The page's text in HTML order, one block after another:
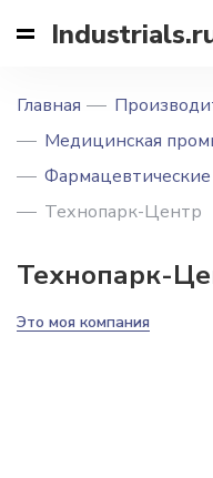
Главная
Медицинская
Технопарк-Центр
Технопарк-
Это моя компания